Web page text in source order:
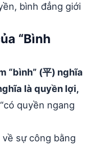
bình đẳng giới
“Bình
“bình” (平) nghĩa
là quyền lợi,
quyền ngang
về sự công bằng